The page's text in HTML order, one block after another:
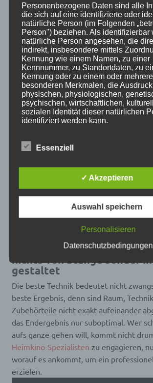
ein, ein Kino, das sich kaum von
wie wir sie kennen, unterscheiden.
Wohnzimmer kaum aus, denn Profis
dafür konzipierten Raum zur Verfügung,
Fällen wird ein Keller zu einem Heimkino
umfunktioniert.
Heimkinobau-Installation Frankfurt am
Heimkinobau in Frankfurt
nichts von Stange sonder
gestaltet
Die beste Technik bedeutet nicht
beste Ergebnis, denn sind Raum,
Zubehörteile nicht exakt aufeinander
das Endergebnis nur suboptimal. Wer
aufs ganze gehen will, kommt nicht
Heimkino-Spezialisten zu engagieren,
worauf es ankommt, um ein
erzielen.
Personenbezogene Daten sind alle
die sich auf eine identifizierte oder
natürliche Person (im Folgenden
Person") beziehen. Als identifizierbar
natürliche Person angesehen, die
indirekt, insbesondere mittels
Kennung wie einem Namen, zu einer
Kennnummer, zu Standortdaten, zu
Kennung oder zu einem oder
besonderen Merkmalen, die
physischen, physiologischen,
psychischen, wirtschaftlichen,
sozialen Identität dieser natürlichen
identifiziert werden kann.
b) betroffene Person
Betroffene Person ist jede
identifizierbare natürliche Person,
personenbezogene Daten von dem
c) Verarbeitung
automatisierter Verfahren
oder jede solche Vorgangsreihe im
Zusammenhang mit
wie das Erheben, das Erfassen, die
das Ordnen, die Speicherung, die
Veränderung, das Auslesen, das
Verwendung, die Offenlegung durch
Verbreitung oder eine andere Form
Bereitstellung, den Abgleich oder die
die Einschränkung, das Löschen
Vernichtung.
Essenziell
✓ Akzeptieren
Auswahl speichern
Personalisieren
Datenschutzbedingungen